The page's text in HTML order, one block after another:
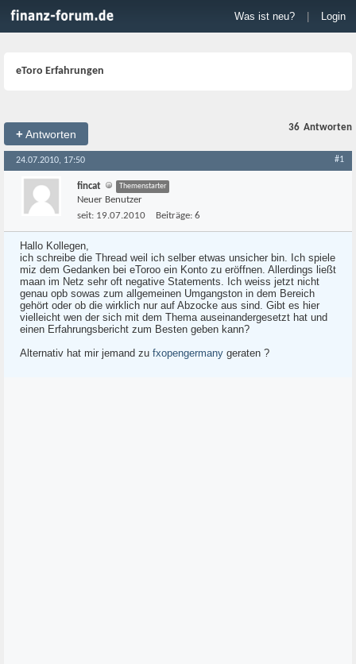
Was ist neu? Login
eToro Erfahrungen
+Antworten
36 Antworten
24.07.2010, 17:50 #1
fincat Themenstarter
Neuer Benutzer
seit: 19.07.2010 Beiträge: 6
Hallo Kollegen,
ich schreibe die Thread weil ich selber etwas unsicher bin. Ich spiele
miz dem Gedanken bei eToroo ein Konto zu eröffnen. Allerdings ließt
maan im Netz sehr oft negative Statements. Ich weiss jetzt nicht
genau opb sowas zum allgemeinen Umgangston in dem Bereich
gehört oder ob die wirklich nur auf Abzocke aus sind. Gibt es hier
vielleicht wen der sich mit dem Thema auseinandergesetzt hat und
einen Erfahrungsbericht zum Besten geben kann?
Alternativ hat mir jemand zu fxopengermany geraten ?